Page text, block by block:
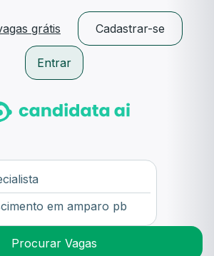
grátis Cadastrar-se
Entrar
Procurar Vagas